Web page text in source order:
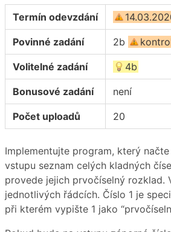
Termín odevzdání
Povinné zadání 2b
Volitelné zadání 4b
Bonusové zadání není
Počet uploadů 20
Implementujte program, který
vstupu seznam celých kladných
provede jejich prvočíselný rozklad.
jednotlivých řádcích. Číslo 1 je
při kterém vypište 1 jako